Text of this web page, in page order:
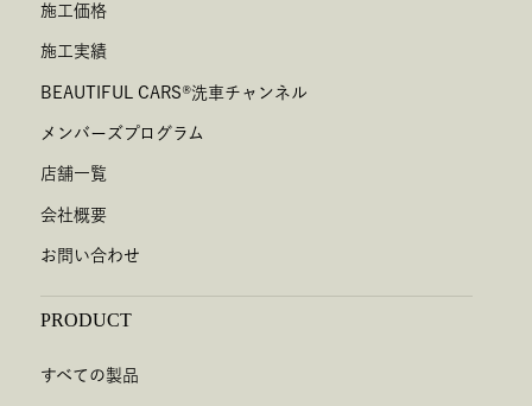
施工価格
施工実績
BEAUTIFUL CARS®洗車チャンネル
メンバーズプログラム
店舗一覧
会社概要
お問い合わせ
PRODUCT
すべての製品